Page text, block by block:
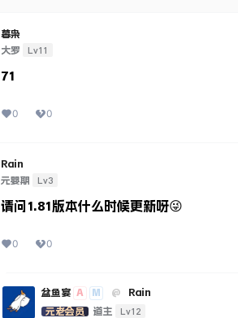
暮枭
大罗
Lv11
71
0 0
Rain
元婴期
Lv3
请问1.81版本什么时候更新呀😜
0 0
盆鱼宴 A M @
Rain
元老会员
道主 Lv12